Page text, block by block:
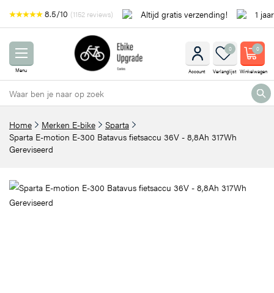
8.5/10 (1152 reviews) Altijd gratis verzending! 1
Menu Account
0
Verlanglijst
0
Winkelwagen
Home Merken E-bike
Sparta
Sparta E-motion E-300 Batavus fietsaccu 36V - 8,8Ah 317Wh
Gereviseerd